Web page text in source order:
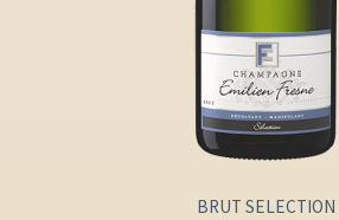
BRUT SELECTION